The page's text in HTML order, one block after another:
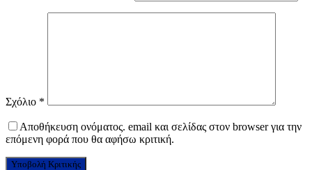
Σχόλιο *
Αποθήκευση ονόματος. email και σελίδας στον browser για την
επόμενη φορά που θα αφήσω κριτική.